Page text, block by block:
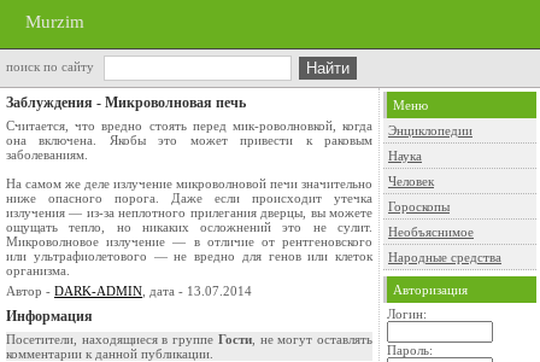
Murzim
поиск по сайту
Заблуждения - Микроволновая печь
Считается, что вредно стоять перед мик-роволновкой, когда
она включена. Якобы это может привести к раковым
заболеваниям.
На самом же деле излучение микроволновой печи значительно
ниже опасного порога. Даже если происходит утечка
излучения — из-за неплотного прилегания дверцы, вы можете
ощущать тепло, но никаких осложнений это не сулит.
Микроволновое излучение — в отличие от рентгеновского
или ультрафиолетового — не вредно для генов или клеток
организма.
Автор - DARK-ADMIN , дата - 13.07.2014
Информация
Посетители, находящиеся в группе Гости, не могут оставлять
комментарии к данной публикации.
Меню
Энциклопедии
Наука
Человек
Гороскопы
Необъяснимое
Народные средства
Авторизация
Логин:
Пароль: